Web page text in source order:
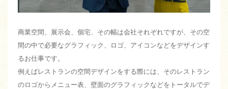
商業空間、展示会、個宅、その幅は会社それぞれですが、その空
間の中で必要なグラフィック、ロゴ、アイコンなどをデザインす
るお仕事です。
例えばレストランの空間デザインをする際には、そのレストラン
のロゴからメニュー表、壁面のグラフィックなどをトータルでデ